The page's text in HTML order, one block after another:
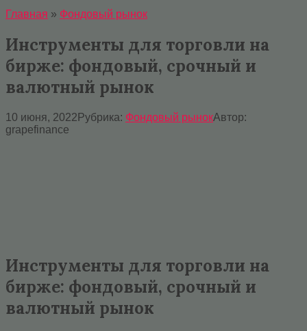
Главная » Фондовый рынок
Инструменты для торговли на
бирже: фондовый, срочный и
валютный рынок
10 июня, 2022 Рубрика: Фондовый рынокАвтор:
grapefinance
Инструменты для торговли на
бирже: фондовый, срочный и
валютный рынок